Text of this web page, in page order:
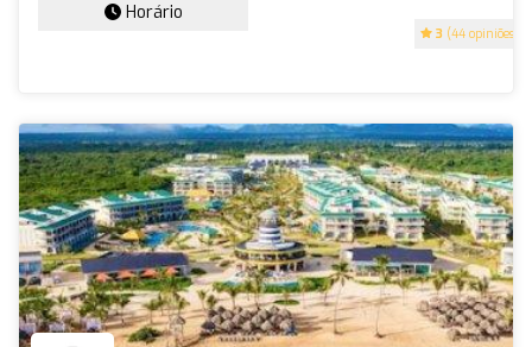
3 (44 opiniões)
Horário